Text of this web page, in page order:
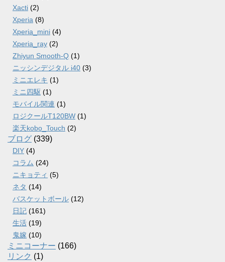
Xacti (2)
Xperia (8)
Xperia_mini (4)
Xperia_ray (2)
Zhiyun Smooth-Q (1)
ニッシンデジタル i40 (3)
ミニエレキ (1)
ミニ四駆 (1)
モバイル関連 (1)
ロジクールT120BW (1)
楽天kobo_Touch (2)
ブログ (339)
DIY (4)
コラム (24)
ニキョティ (5)
ネタ (14)
バスケットボール (12)
日記 (161)
生活 (19)
鬼嫁 (10)
ミニコーナー (166)
リンク (1)